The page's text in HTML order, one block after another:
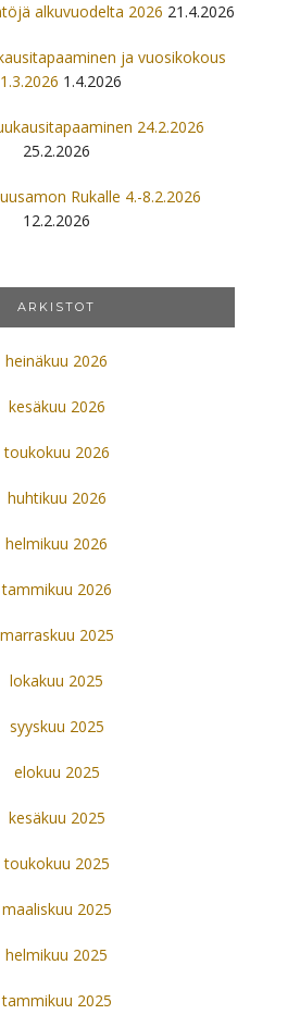
alkuvuodelta 2026 21.4.2026
ja vuosikokous
1.4.2026
24.2.2026
25.2.2026
Rukalle 4.-8.2.2026
12.2.2026
ARKISTOT
heinäkuu 2026
kesäkuu 2026
toukokuu 2026
huhtikuu 2026
helmikuu 2026
tammikuu 2026
marraskuu 2025
lokakuu 2025
syyskuu 2025
elokuu 2025
kesäkuu 2025
toukokuu 2025
maaliskuu 2025
helmikuu 2025
tammikuu 2025